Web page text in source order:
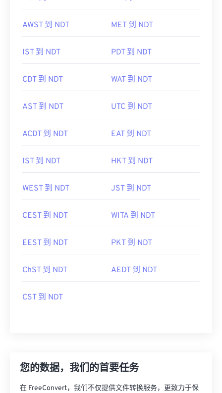
AWST 到 NDT MET 到 NDT
IST 到 NDT PDT 到 NDT
CDT 到 NDT WAT 到 NDT
AST 到 NDT UTC 到 NDT
ACDT 到 NDT EAT 到 NDT
IST 到 NDT HKT 到 NDT
WEST 到 NDT JST 到 NDT
CEST 到 NDT WITA 到 NDT
EEST 到 NDT PKT 到 NDT
ChST 到 NDT AEDT 到 NDT
CST 到 NDT
您的数据，我们的首要任务
在 FreeConvert，我们不仅提供文件转换服务，更致力于保